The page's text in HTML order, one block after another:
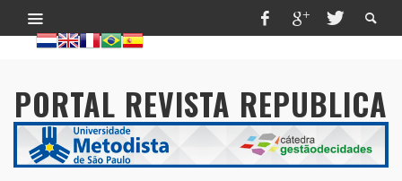
PORTAL REVISTA REPUBLICA